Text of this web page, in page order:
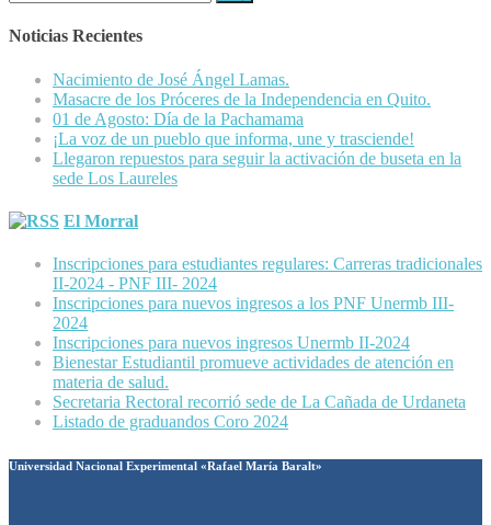
Noticias Recientes
Nacimiento de José Ángel Lamas.
Masacre de los Próceres de la Independencia en Quito.
01 de Agosto: Día de la Pachamama
¡La voz de un pueblo que informa, une y trasciende!
Llegaron repuestos para seguir la activación de buseta en la
sede Los Laureles
El Morral
Inscripciones para estudiantes regulares: Carreras tradicionales
II-2024 - PNF III- 2024
Inscripciones para nuevos ingresos a los PNF Unermb III-
2024
Inscripciones para nuevos ingresos Unermb II-2024
Bienestar Estudiantil promueve actividades de atención en
materia de salud.
Secretaria Rectoral recorrió sede de La Cañada de Urdaneta
Listado de graduandos Coro 2024
Universidad Nacional Experimental «Rafael María Baralt»